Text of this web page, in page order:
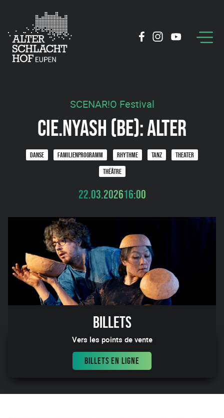
SCENAR!O Festival
CIE.NYASH (BE): ALTER
DANSE FAMILIENPROGRAMM RHYTHME TANZ THEATER
THÉÂTRE
22.03.202616:00
Billets
Vers les points de vente
BILLETS EN LIGNE